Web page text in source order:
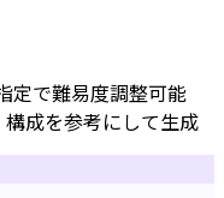
定で難易度調整可能
成を参考にして生成